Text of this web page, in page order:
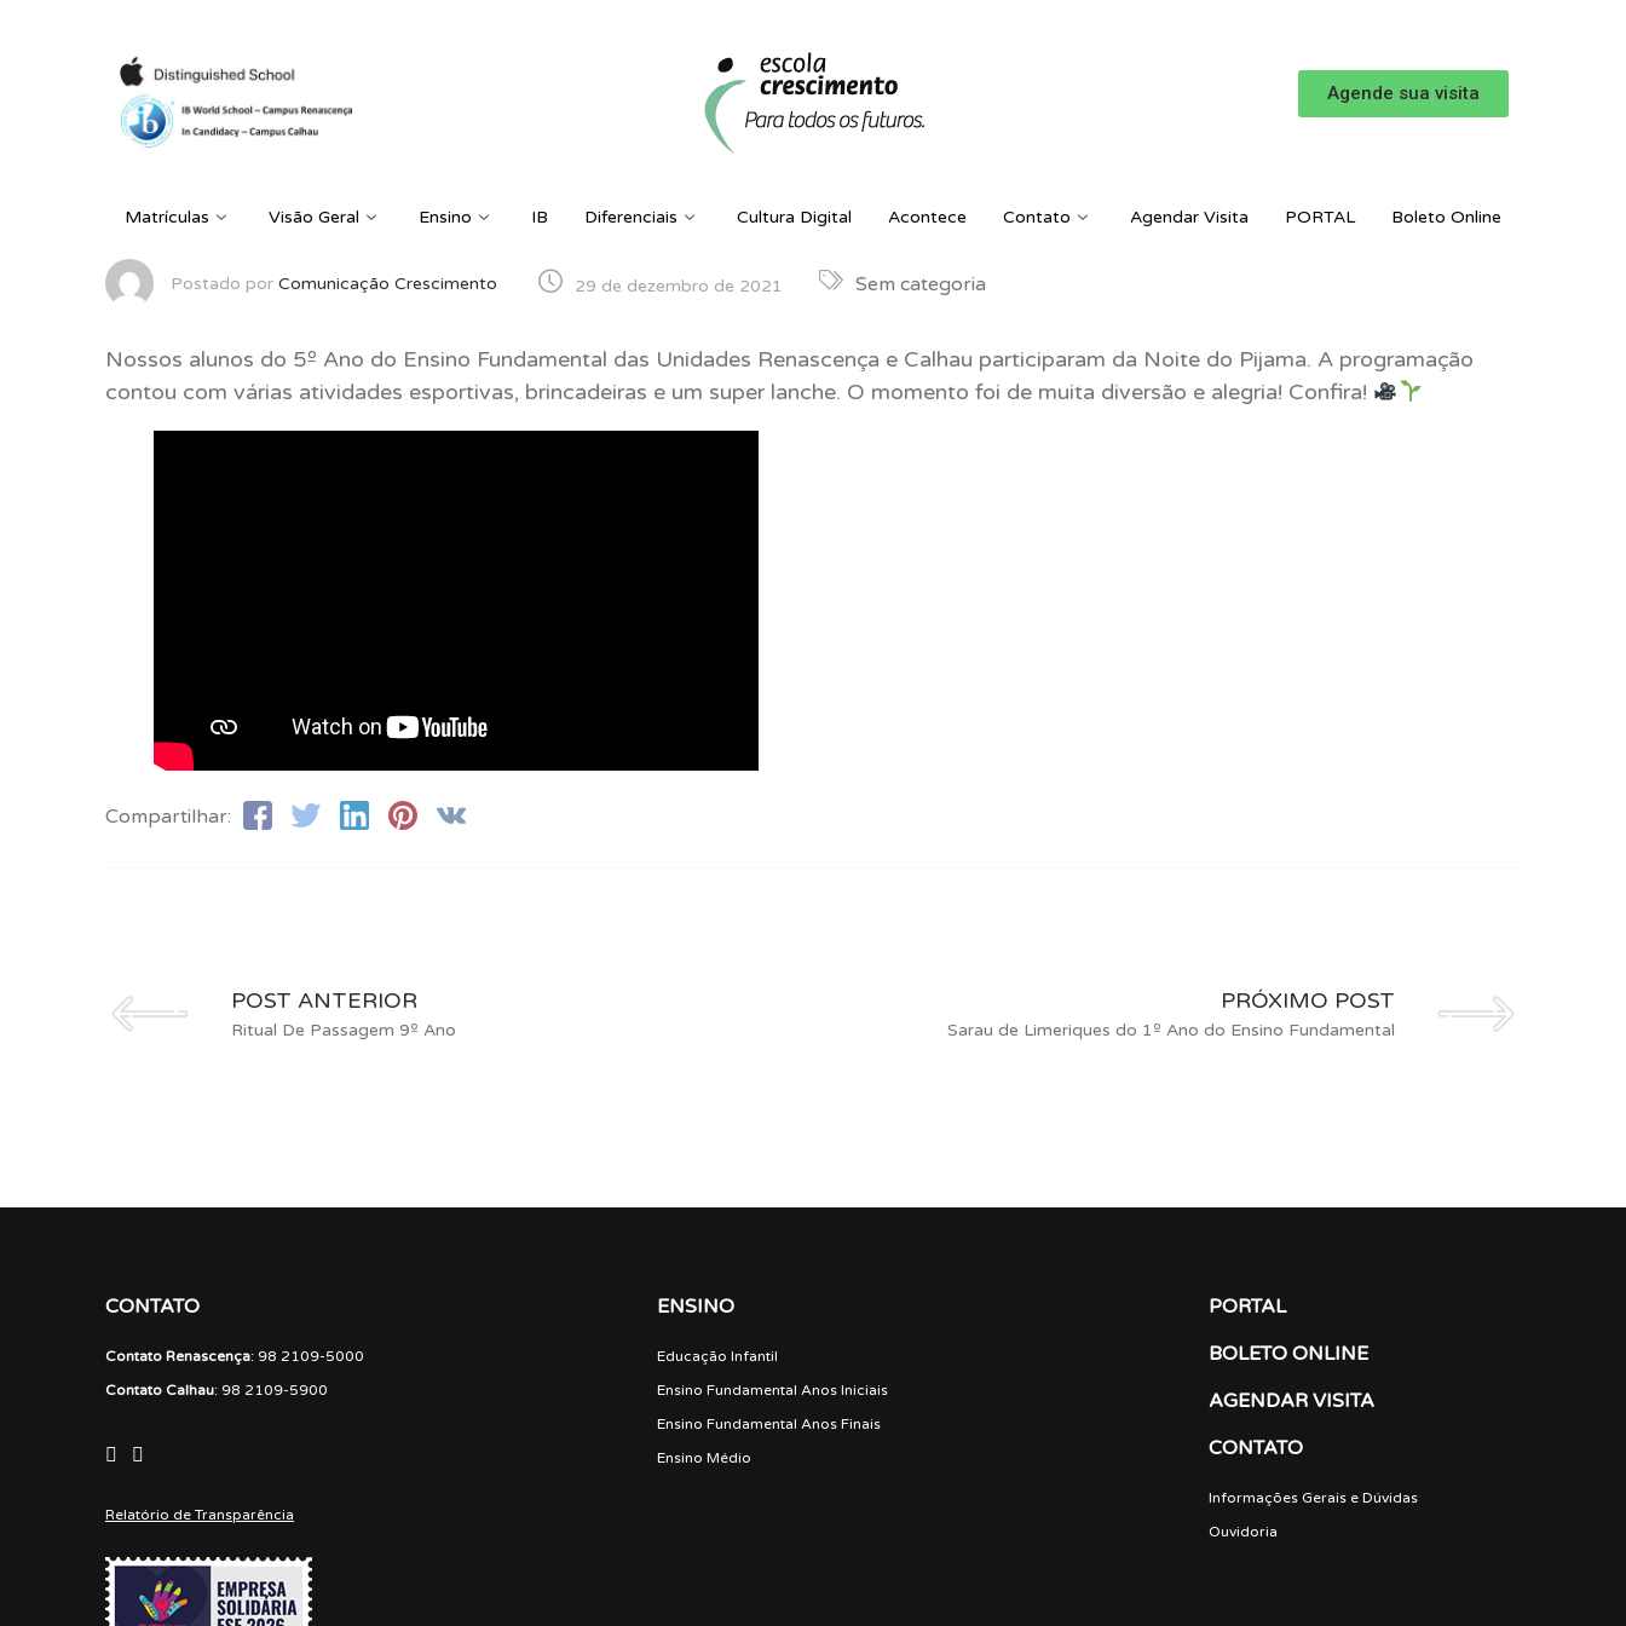
Agende sua visita
Matrículas Visão Geral Ensino IB Diferenciais Cultura Digital Acontece Contato Agendar Visita PORTAL Boleto Online
Postado por Comunicação Crescimento 29 de dezembro de 2021 Sem categoria
Nossos alunos do 5º Ano do Ensino Fundamental das Unidades Renascença e Calhau participaram da Noite do Pijama. A programação
contou com várias atividades esportivas, brincadeiras e um super lanche. O momento foi de muita diversão e alegria! Confira!
Compartilhar:
PRÓXIMO POST
Sarau de Limeriques do 1º Ano do Ensino Fundamental
POST ANTERIOR
Ritual De Passagem 9º Ano
CONTATO
Contato Renascença: 98 2109-5000
Contato Calhau: 98 2109-5900
Relatório de Transparência
ENSINO
Educação Infantil
Ensino Fundamental Anos Iniciais
Ensino Fundamental Anos Finais
Ensino Médio
PORTAL
BOLETO ONLINE
AGENDAR VISITA
CONTATO
Informações Gerais e Dúvidas
Ouvidoria